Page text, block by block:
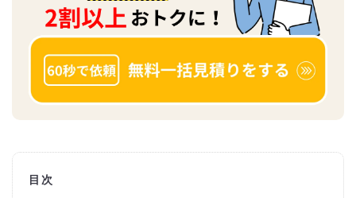
目次